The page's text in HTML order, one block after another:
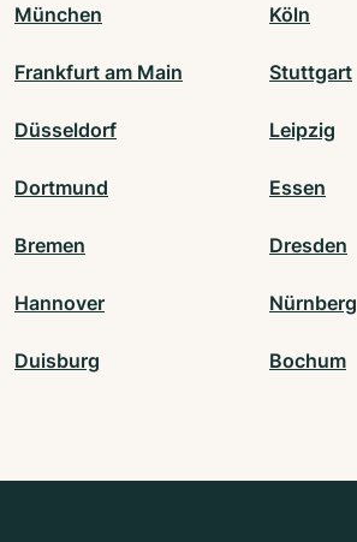
München Köln
Frankfurt am Main Stuttgart
Düsseldorf Leipzig
Dortmund Essen
Bremen Dresden
Hannover Nürnberg
Duisburg Bochum